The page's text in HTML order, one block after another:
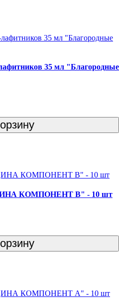
35 мл "Благородные
КОМПОНЕНТ В" - 10 шт